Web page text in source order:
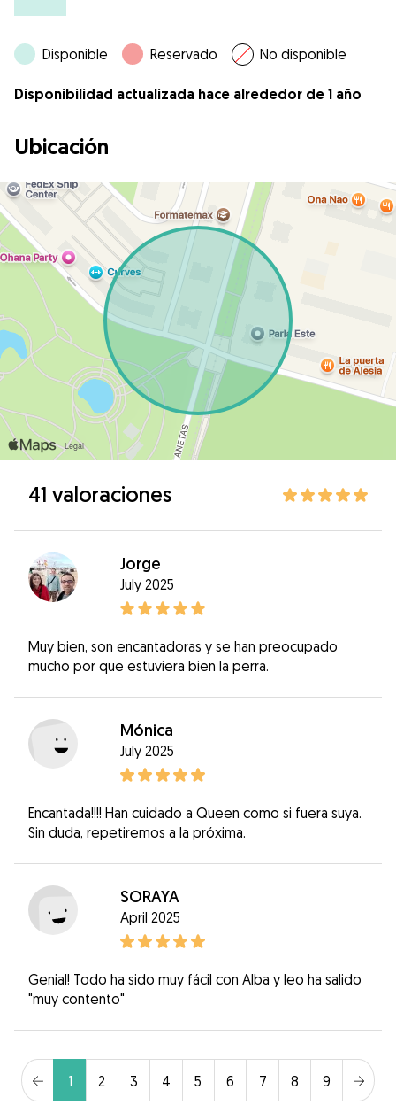
Disponible Reservado No disponible
Disponibilidad actualizada hace alrededor de 1 año
Ubicación
41 valoraciones
Jorge
July 2025
Muy bien, son encantadoras y se han preocupado
mucho por que estuviera bien la perra.
Mónica
July 2025
Encantada!!!! Han cuidado a Queen como si fuera suya.
Sin duda, repetiremos a la próxima.
SORAYA
April 2025
Genial! Todo ha sido muy fácil con Alba y leo ha salido
"muy contento"
1 2 3 4 5 6 7 8 9